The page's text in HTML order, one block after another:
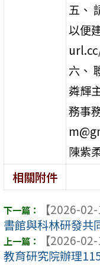
五、
以便
六、
粦輝
務事
陳紫
相關附件
【2026-02-
書館與科林研發共
【2026-02-
教育研究院辦理